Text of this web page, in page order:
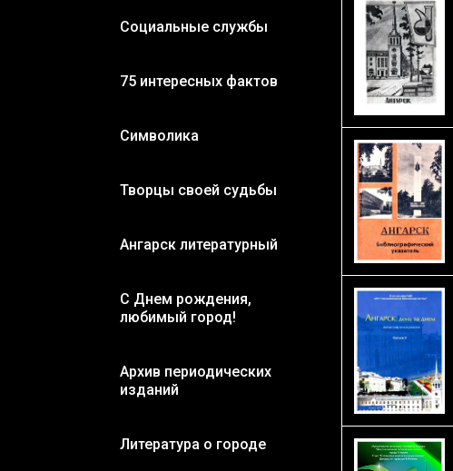
Социальные службы
75 интересных фактов
Символика
Творцы своей судьбы
Ангарск литературный
С Днем рождения,
любимый город!
Архив периодических
изданий
Литература о городе